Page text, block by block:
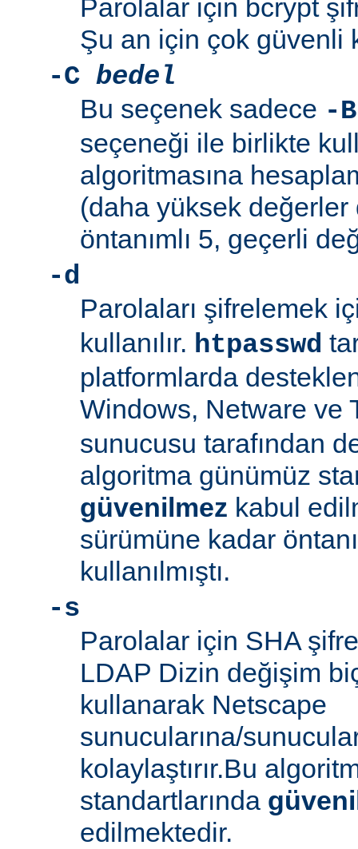
Parolalar için bcrypt
Şu an için çok güvenli
-C bedel
Bu seçenek sadece -B
seçeneği ile birlikte
algoritmasına
(daha yüksek
öntanımlı 5, geçerli
-d
Parolaları şifrelemek
kullanılır. htpasswd
platformlarda
Windows, Netware ve
sunucusu tarafından
algoritma günümüz
güvenilmez kabul
sürümüne kadar
kullanılmıştı.
-s
Parolalar için SHA
LDAP Dizin değişim
kullanarak Netscape
sunucularına/
kolaylaştırır.Bu
standartlarında
edilmektedir.